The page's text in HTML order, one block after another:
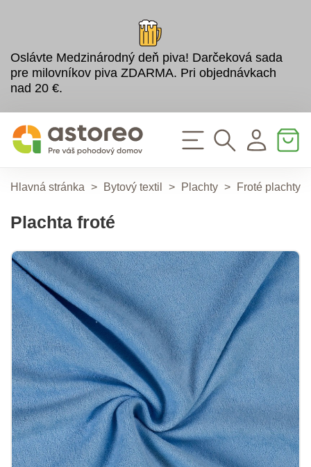
Oslávte Medzinárodný deň piva! Darčeková sada
pre milovníkov piva ZDARMA. Pri objednávkach
nad 20 €.
Hlavná stránka > Bytový textil > Plachty > Froté plachty
Plachta froté